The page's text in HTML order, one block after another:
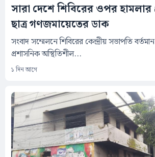
সারা দেশে শিবিরের ওপর
ছাত্র গণজমায়েতের ডাক
সংবাদ সম্মেলনে শিবিরের কেন্দ্রীয় সভাপতি
প্রশাসনিক অস্থিতিশীল...
১ দিন আগে